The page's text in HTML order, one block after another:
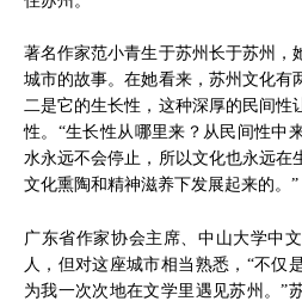
著名作家范小青生于苏州长于苏州，
城市的故事。在她看来，苏州文化有
二是它的生长性，这种深厚的民间性
性。“生长性从哪里来？从民间性中
水永远不会停止，所以文化也永远在
文化熏陶和精神滋养下发展起来的。”
广东省作家协会主席、中山大学中
人，但对这座城市相当熟悉，“不仅
为我一次次地在文学里遇见苏州。”